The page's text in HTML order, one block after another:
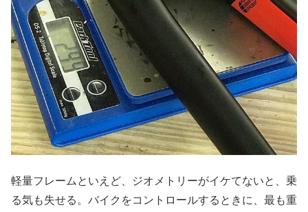
軽量フレームといえど、ジオメトリーがイケてないと、乗
る気も失せる。バイクをコントロールするときに、最も重